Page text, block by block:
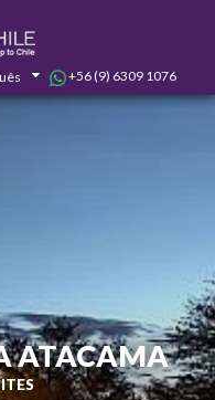
+56 (9) 6309 1076
ATACAMA